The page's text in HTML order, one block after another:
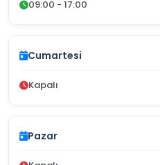
09:00 - 17:00
Cumartesi
Kapalı
Pazar